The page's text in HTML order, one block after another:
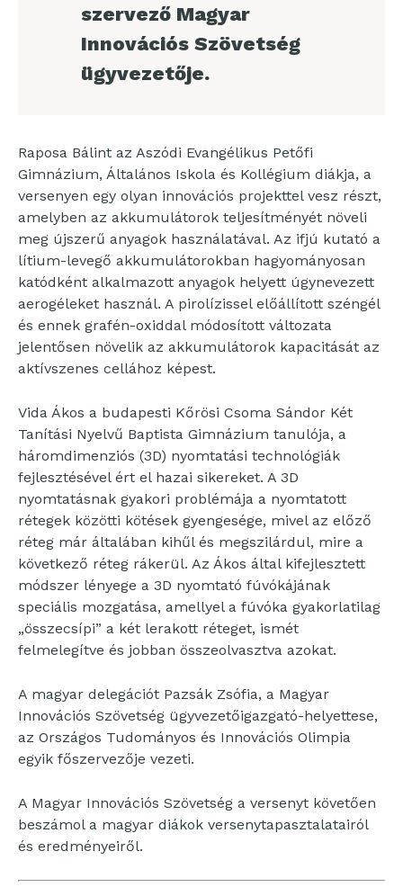
szervező Magyar
Innovációs Szövetség
ügyvezetője.
Raposa Bálint az Aszódi Evangélikus Petőfi
Gimnázium, Általános Iskola és Kollégium diákja, a
versenyen egy olyan innovációs projekttel vesz részt,
amelyben az akkumulátorok teljesítményét növeli
meg újszerű anyagok használatával. Az ifjú kutató a
lítium-levegő akkumulátorokban hagyományosan
katódként alkalmazott anyagok helyett úgynevezett
aerogéleket használ. A pirolízissel előállított széngél
és ennek grafén-oxiddal módosított változata
jelentősen növelik az akkumulátorok kapacitását az
aktívszenes cellához képest.
Vida Ákos a budapesti Kőrösi Csoma Sándor Két
Tanítási Nyelvű Baptista Gimnázium tanulója, a
háromdimenziós (3D) nyomtatási technológiák
fejlesztésével ért el hazai sikereket. A 3D
nyomtatásnak gyakori problémája a nyomtatott
rétegek közötti kötések gyengesége, mivel az előző
réteg már általában kihűl és megszilárdul, mire a
következő réteg rákerül. Az Ákos által kifejlesztett
módszer lényege a 3D nyomtató fúvókájának
speciális mozgatása, amellyel a fúvóka gyakorlatilag
„összecsípi” a két lerakott réteget, ismét
felmelegítve és jobban összeolvasztva azokat.
A magyar delegációt Pazsák Zsófia, a Magyar
Innovációs Szövetség ügyvezetőigazgató-helyettese,
az Országos Tudományos és Innovációs Olimpia
egyik főszervezője vezeti.
A Magyar Innovációs Szövetség a versenyt követően
beszámol a magyar diákok versenytapasztalatairól
és eredményeiről.